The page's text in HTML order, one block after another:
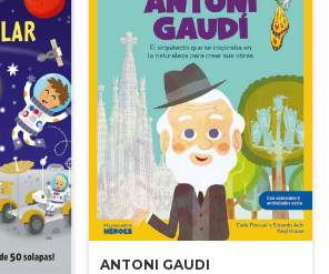
ANTONI GAUDI